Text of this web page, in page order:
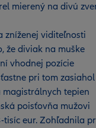
mierený na divú
zníženej viditeľnosti
že diviak na muške
vhodnej pozície
pri tom zasiahol
tepien
poisťovňa mužovi
tisíc eur. Zohľadnila